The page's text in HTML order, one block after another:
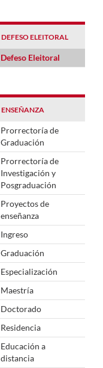
DEFESO ELEITORAL
Defeso Eleitoral
ENSEÑANZA
Prorrectoría de
Graduación
Prorrectoría de
Investigación y
Posgraduación
Proyectos de
enseñanza
Ingreso
Graduación
Especialización
Maestría
Doctorado
Residencia
Educación a
distancia